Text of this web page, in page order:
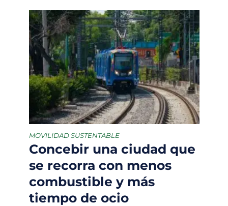
MOVILIDAD SUSTENTABLE
Concebir una ciudad que
se recorra con menos
combustible y más
tiempo de ocio